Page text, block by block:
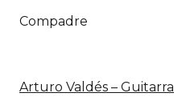
Compadre
Arturo Valdés – Guitarra